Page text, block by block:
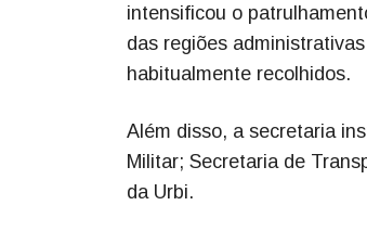
intensificou o
das regiões
habitualmente recolhidos.
Além disso, a secretaria
Militar; Secretaria de
da Urbi.